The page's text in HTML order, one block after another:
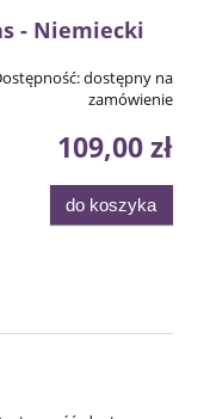
- Niemiecki
dostępny na
zamówienie
109,00 zł
do koszyka